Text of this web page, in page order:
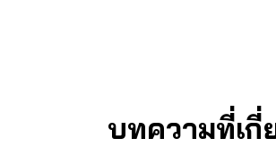
บทความที่เกี่